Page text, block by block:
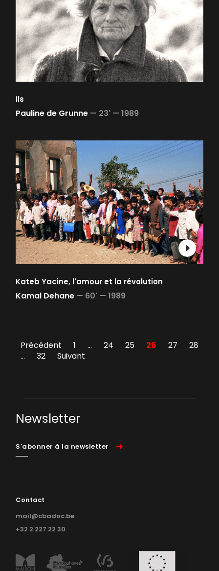
Ils
Pauline de Grunne — 23' — 1989
Kateb Yacine, l'amour et la révolution
Kamal Dehane — 60' — 1989
Précédent 1 … 24 25 26 27
28
…
32 Suivant
Newsletter
S'abonner à la newsletter
Contact
mail@cbadoc.be
+32 2 227 22 30